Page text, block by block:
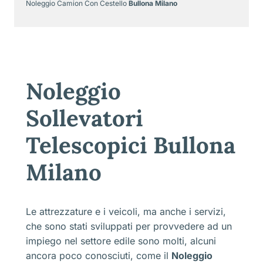
Noleggio Camion Con Cestello Bullona Milano
Noleggio
Sollevatori
Telescopici Bullona
Milano
Le attrezzature e i veicoli, ma anche i servizi,
che sono stati sviluppati per provvedere ad un
impiego nel settore edile sono molti, alcuni
ancora poco conosciuti, come il Noleggio